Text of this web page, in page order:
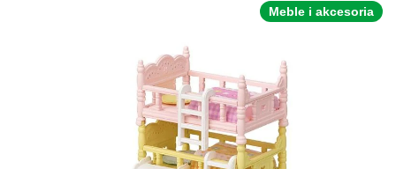
Meble i akcesoria